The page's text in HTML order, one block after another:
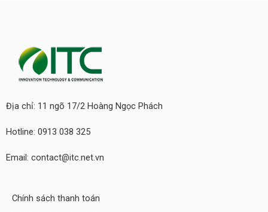
Địa chỉ: 11 ngõ 17/2 Hoàng Ngọc Phách
Hotline: 0913 038 325
Email: contact@itc.net.vn
Chính sách thanh toán